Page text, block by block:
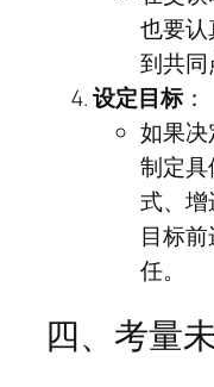
也要
到共同
设定目标：
如果
制定
式、
目标
任。
四、考量